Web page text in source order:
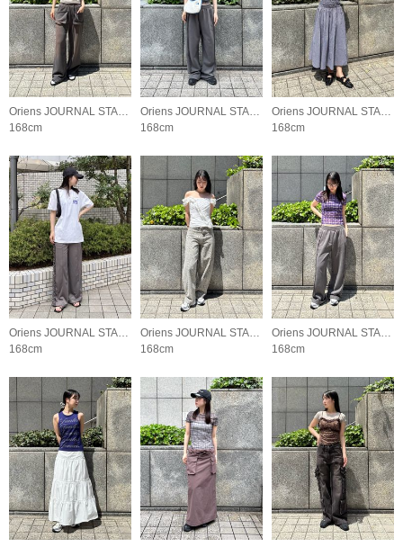
Oriens JOURNAL STANDARD LADYS
168cm
Oriens JOURNAL STANDARD LADYS
168cm
Oriens JOURNAL STANDARD LADYS
168cm
Oriens JOURNAL STANDARD LADYS
168cm
Oriens JOURNAL STANDARD LADYS
168cm
Oriens JOURNAL STANDARD LADYS
168cm